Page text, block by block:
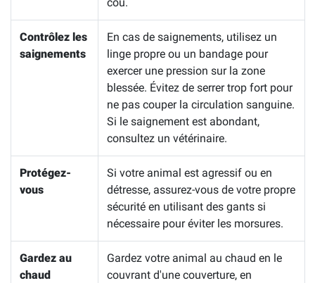
Contrôlez les
saignements
En cas de saignements, utilisez un
linge propre ou un bandage pour
exercer une pression sur la zone
blessée. Évitez de serrer trop fort pour
ne pas couper la circulation sanguine.
Si le saignement est abondant,
consultez un vétérinaire.
Protégez-
vous
Si votre animal est agressif ou en
détresse, assurez-vous de votre propre
sécurité en utilisant des gants si
nécessaire pour éviter les morsures.
Gardez au
chaud
Gardez votre animal au chaud en le
couvrant d'une couverture, en